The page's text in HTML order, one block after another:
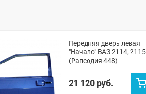
Передняя дверь левая
"Начало" ВАЗ 2114, 2115
(Рапсодия 448)
21 120 руб.